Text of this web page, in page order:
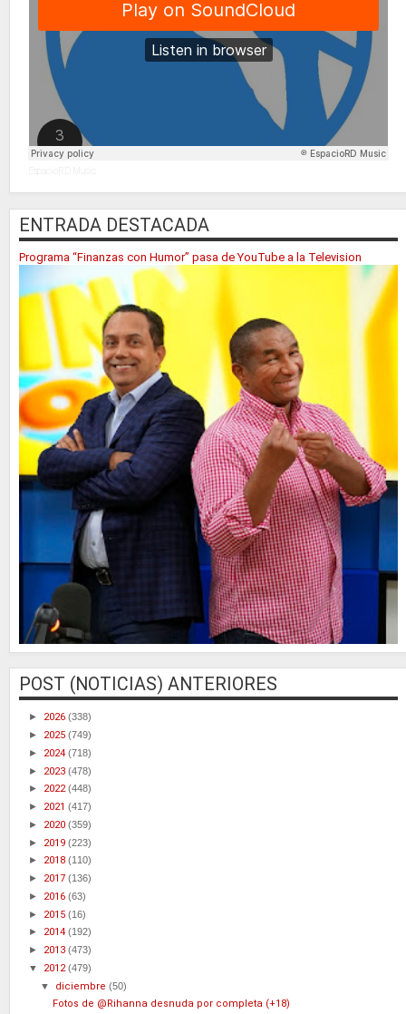
EspacioRD Music
ENTRADA DESTACADA
Programa “Finanzas con Humor” pasa de YouTube a la Television
POST (NOTICIAS) ANTERIORES
► 2026 (338)
► 2025 (749)
► 2024 (718)
► 2023 (478)
► 2022(448)
► 2021 (417)
► 2020 (359)
► 2019 (223)
► 2018 (110)
► 2017 (136)
► 2016 (63)
► 2015 (16)
► 2014 (192)
► 2013 (473)
▼ 2012(479)
▼ diciembre(50)
Fotos de @Rihanna desnuda por completa (+18)